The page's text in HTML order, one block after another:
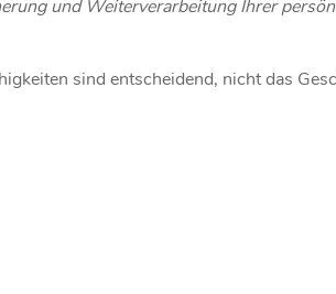
und Weiterverarbeitung Ihrer
sind entscheidend, nicht das